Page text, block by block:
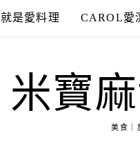
就是愛料理 CAROL愛
米寶
美食｜